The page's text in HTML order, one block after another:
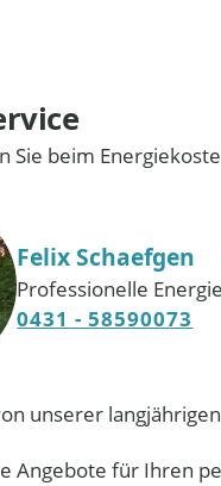
Sie beim
Felix Schaefgen
Professionelle
0431 - 58590073
unserer
Angebote für Ihren